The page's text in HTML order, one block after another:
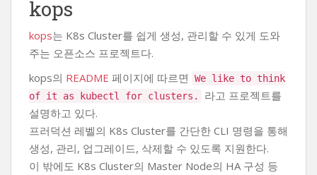
kops
kops는 K8s Cluster를 쉽게 생성, 관리할 수 있게 도와
주는 오픈소스 프로젝트다.
kops의 README 페이지에 따르면
We like to think
of it as kubectl for clusters.
라고 프로젝트를
설명하고 있다.
프러덕션 레벨의 K8s Cluster를 간단한 CLI 명령을 통해
생성, 관리, 업그레이드, 삭제할 수 있도록 지원한다.
이 밖에도 K8s Cluster의 Master Node의 HA 구성 등